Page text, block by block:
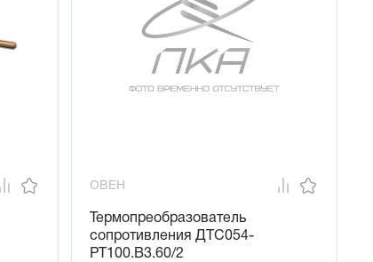
гильзы ГЗ.16 и ГЗ.25, бобышки Б.П.1 и Б.У.1
ОВЕН
Термопреобразователь
сопротивления ДТС054-
РТ100.В3.60/2